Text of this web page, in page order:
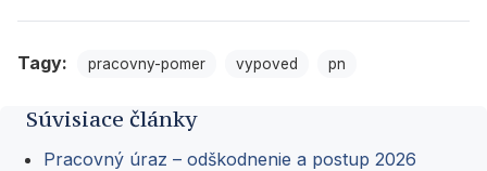
Tagy: pracovny-pomer vypoved pn
Súvisiace články
Pracovný úraz – odškodnenie a postup 2026